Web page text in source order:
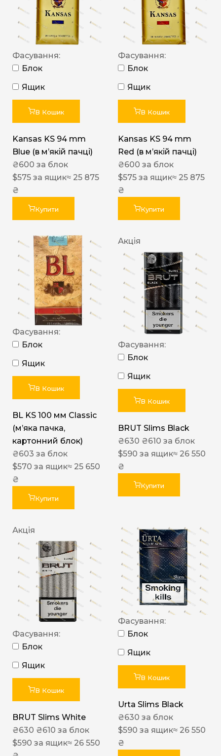
Фасування:
Блок
Ящик
В Кошик
Kansas KS 94 mm
Blue (в мʼякій пачці)
₴600 за блок
$575 за ящик≈ 25 875
₴
Купити
Фасування:
Блок
Ящик
В Кошик
Kansas KS 94 mm
Red (в мʼякій пачці)
₴600 за блок
$575 за ящик≈ 25 875
₴
Купити
Фасування:
Блок
Ящик
В Кошик
BL KS 100 мм Classic
(м’яка пачка,
картонний блок)
₴603 за блок
$570 за ящик≈ 25 650
₴
Купити
Акція
Фасування:
Блок
Ящик
В Кошик
BRUT Slims Black
₴630 ₴610 за блок
$590 за ящик≈ 26 550
₴
Купити
Акція
Фасування:
Блок
Ящик
В Кошик
BRUT Slims White
₴630 ₴610 за блок
$590 за ящик≈ 26 550
Фасування:
Блок
Ящик
В Кошик
Urta Slims Black
₴630 за блок
$590 за ящик≈ 26 550
₴